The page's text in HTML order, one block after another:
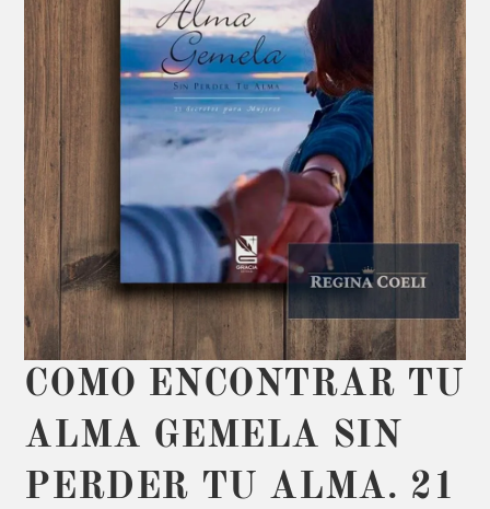
COMO ENCONTRAR TU
ALMA GEMELA SIN
PERDER TU ALMA. 21